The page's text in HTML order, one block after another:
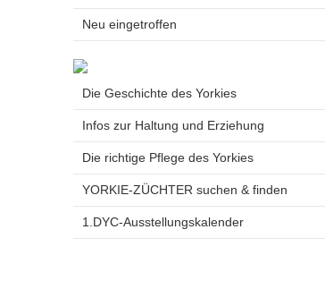
Neu eingetroffen
Die Geschichte des Yorkies
Infos zur Haltung und Erziehung
Die richtige Pflege des Yorkies
YORKIE-ZÜCHTER suchen & finden
1.DYC-Ausstellungskalender